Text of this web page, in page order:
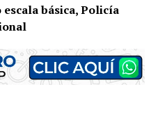
básica, Policía